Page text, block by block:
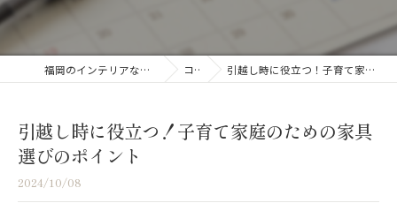
福岡のインテリアならマスダホームリビング コラム 引越し時に役立つ！子育て家庭のための家具選びのポイント
引越し時に役立つ！子育て家庭のための家具
選びのポイント
2024/10/08